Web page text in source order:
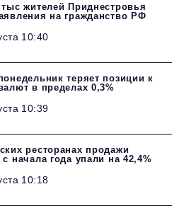
тыс жителей Приднестровья
на гражданство РФ
10:40
теряет позиции к
в пределах 0,3%
10:39
ресторанах продажи
с начала года упали на 42,4%
10:18